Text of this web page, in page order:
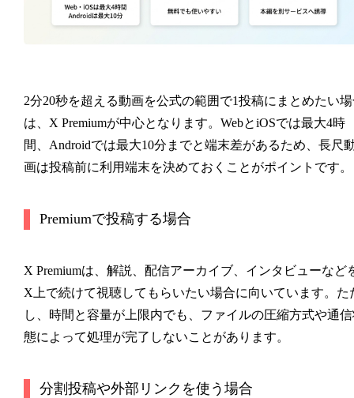
2分20秒を超える動画を公式の範囲で1投稿にまとめたい
は、X Premiumが中心となります。WebとiOSでは最大4時
間、Androidでは最大10分までと端末差があるため、長尺
画は投稿前に利用端末を決めておくことがポイントです。
Premiumで投稿する場合
X Premiumは、解説、配信アーカイブ、インタビューなど
X上で続けて視聴してもらいたい場合に向いています。た
し、時間と容量が上限内でも、ファイルの圧縮方式や通
態によって処理が完了しないことがあります。
分割投稿や外部リンクを使う場合